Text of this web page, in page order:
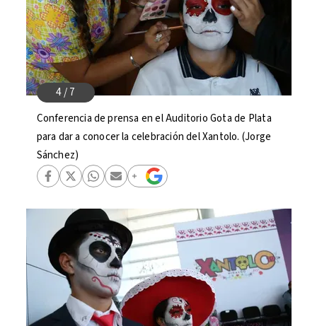
Conferencia de prensa en el Auditorio Gota de Plata
para dar a conocer la celebración del Xantolo. (Jorge
Sánchez)